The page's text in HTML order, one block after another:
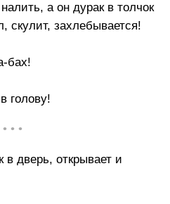
а он дурак в толчок
скулит, захлебывается!
бах!
голову!
• • •
дверь, открывает и